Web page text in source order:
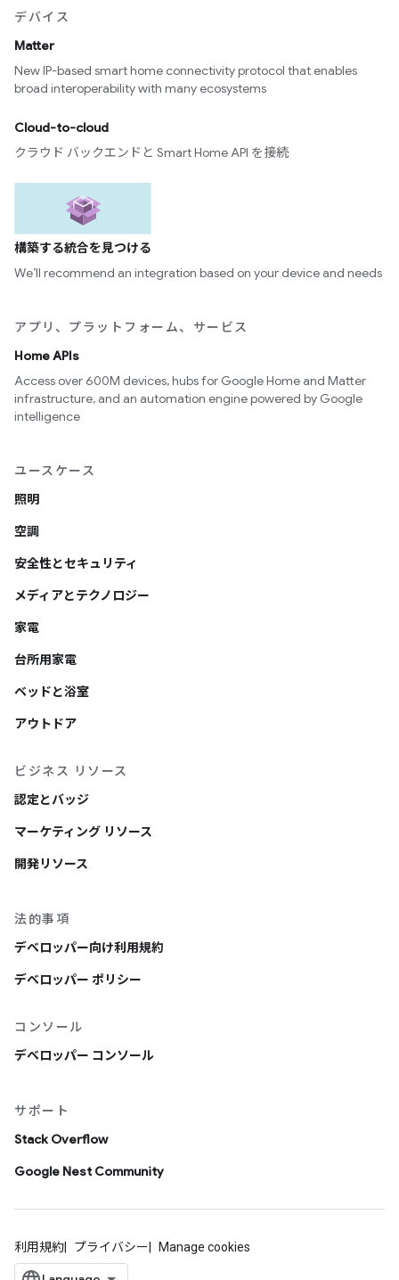
デバイス
Matter
New IP-based smart home connectivity protocol that enables
broad interoperability with many ecosystems
Cloud-to-cloud
クラウド バックエンドと Smart Home API を接続
構築する統合を見つける
We’ll recommend an integration based on your device and needs
アプリ、プラットフォーム、サービス
Home APIs
Access over 600M devices, hubs for Google Home and Matter
infrastructure, and an automation engine powered by Google
intelligence
ユースケース
照明
空調
安全性とセキュリティ
メディアとテクノロジー
家電
台所用家電
ベッドと浴室
アウトドア
ビジネス リソース
認定とバッジ
マーケティング リソース
開発リソース
法的事項
デベロッパー向け利用規約
デベロッパー ポリシー
コンソール
デベロッパー コンソール
サポート
Stack Overflow
Google Nest Community
利用規約 プライバシー Manage cookies